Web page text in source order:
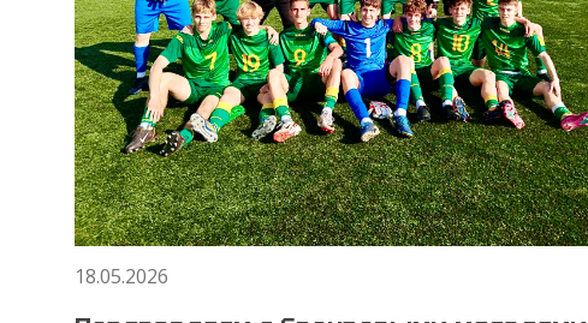
18.05.2026